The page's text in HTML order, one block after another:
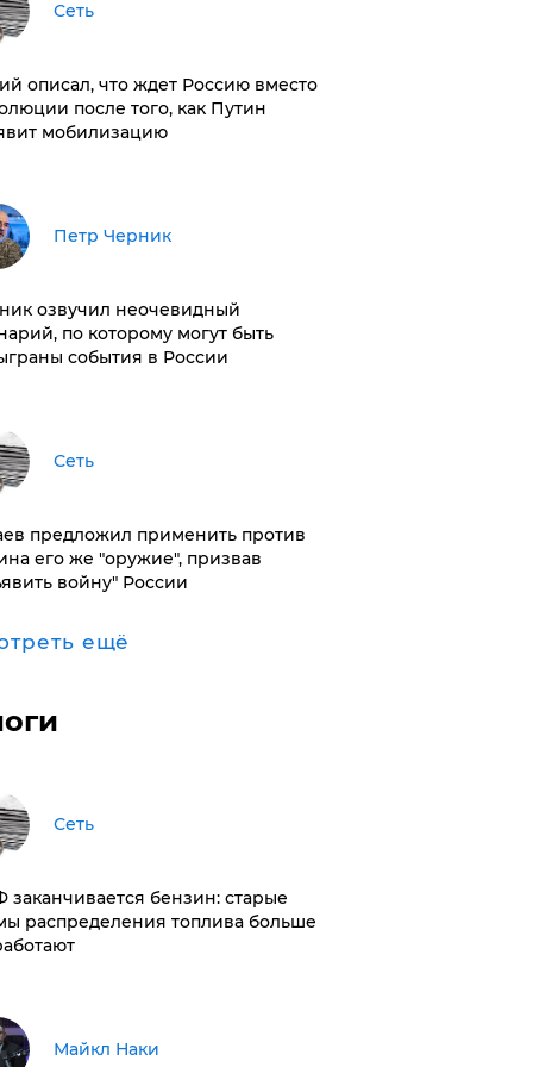
Сеть
описал, что ждет Россию вместо
после того, как Путин
мобилизацию
Петр Черник
озвучил неочевидный
по которому могут быть
события в России
Сеть
предложил применить против
его же "оружие", призвав
войну" России
ещё
Сеть
заканчивается бензин: старые
распределения топлива больше
Майкл Наки